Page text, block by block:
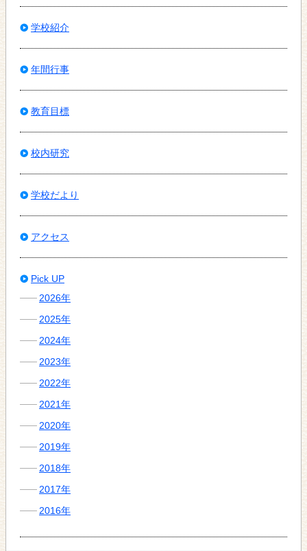
学校紹介
年間行事
教育目標
校内研究
学校だより
アクセス
Pick UP
2026年
2025年
2024年
2023年
2022年
2021年
2020年
2019年
2018年
2017年
2016年